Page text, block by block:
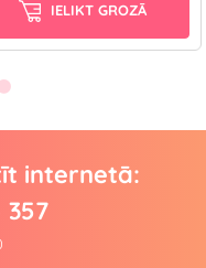
IELIKT GROZĀ
internetā:
357